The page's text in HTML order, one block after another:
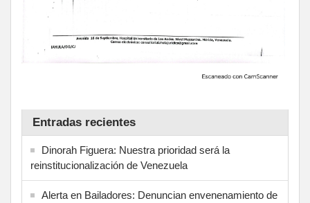
Entradas recientes
Dinorah Figuera: Nuestra prioridad será la
reinstitucionalización de Venezuela
Alerta en Bailadores: Denuncian envenenamiento de